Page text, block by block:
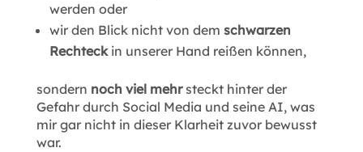
werden oder
wir den Blick nicht von dem schwarzen
Rechteckin unserer Hand reißen können,
sondern noch viel mehrsteckt hinter der
Gefahr durch Social Media und seine AI, was
mir gar nicht in dieser Klarheit zuvor bewusst
war.